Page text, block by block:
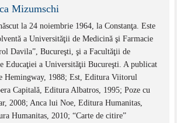
Mizumschi
la 24 noiembrie 1964, la Constanţa. Este
a Universităţii de Medicină şi Farmacie
Davila”, Bucureşti, şi a Facultăţii de
Educaţiei a Universităţii Bucureşti. A publicat
Hemingway, 1988; Est, Editura Viitorul
Capitală, Editura Albatros, 1995; Poze cu
2008; Anca lui Noe, Editura Humanitas,
Humanitas, 2010; “Carte de citire”